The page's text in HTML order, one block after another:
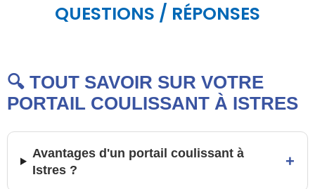
QUESTIONS / RÉPONSES
🔍 TOUT SAVOIR SUR VOTRE
PORTAIL COULISSANT À ISTRES
Avantages d'un portail coulissant à
Istres ?
+